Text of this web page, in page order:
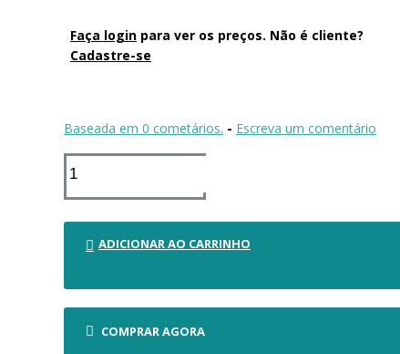
Faça login para ver os preços. Não é cliente?
Cadastre-se
Baseada em 0 cometários. - Escreva um comentário
ADICIONAR AO CARRINHO
COMPRAR AGORA